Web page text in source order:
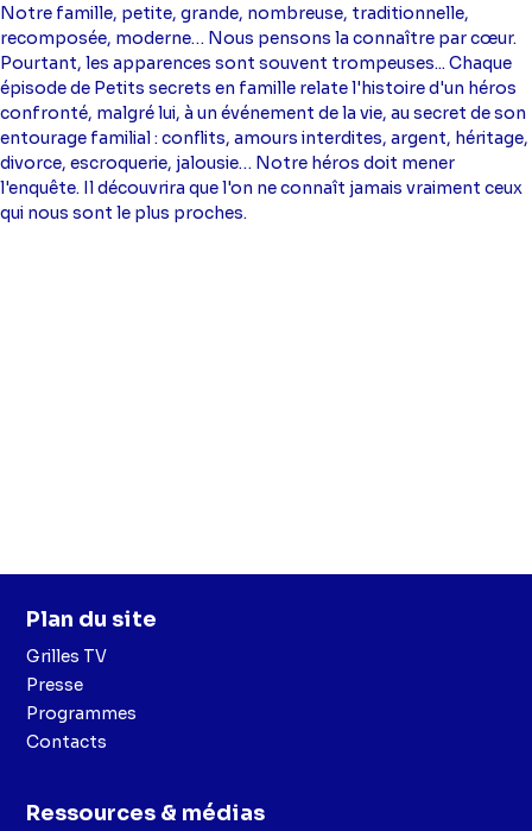
Notre famille, petite, grande, nombreuse, traditionnelle,
recomposée, moderne… Nous pensons la connaître par cœur.
Pourtant, les apparences sont souvent trompeuses... Chaque
épisode de Petits secrets en famille relate l'histoire d'un héros
confronté, malgré lui, à un événement de la vie, au secret de son
entourage familial : conflits, amours interdites, argent, héritage,
divorce, escroquerie, jalousie… Notre héros doit mener
l'enquête. Il découvrira que l'on ne connaît jamais vraiment ceux
qui nous sont le plus proches.
Plan du site
Grilles TV
Presse
Programmes
Contacts
Ressources & médias